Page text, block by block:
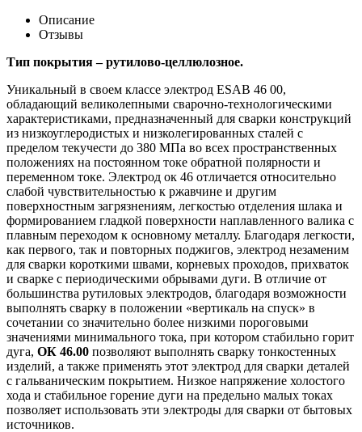
Описание
Отзывы
Тип покрытия – рутилово-целлюлозное.
Уникальный в своем классе электрод ESAB 46 00,
обладающий великолепными сварочно-технологическими
характеристиками, предназначенный для сварки конструкций
из низкоуглеродистых и низколегированных сталей с
пределом текучести до 380 МПа во всех пространственных
положениях на постоянном токе обратной полярности и
переменном токе. Электрод ок 46 отличается относительно
слабой чувствительностью к ржавчине и другим
поверхностным загрязнениям, легкостью отделения шлака и
формированием гладкой поверхности наплавленного валика с
плавным переходом к основному металлу. Благодаря легкости,
как первого, так и повторных поджигов, электрод незаменим
для сварки короткими швами, корневых проходов, прихваток
и сварке с периодическими обрывами дуги. В отличие от
большинства рутиловых электродов, благодаря возможности
выполнять сварку в положении «вертикаль на спуск» в
сочетании со значительно более низкими пороговыми
значениями минимального тока, при котором стабильно горит
дуга, ОК 46.00 позволяют выполнять сварку тонкостенных
изделий, а также применять этот электрод для сварки деталей
с гальваническим покрытием. Низкое напряжение холостого
хода и стабильное горение дуги на предельно малых токах
позволяет использовать эти электроды для сварки от бытовых
источников.